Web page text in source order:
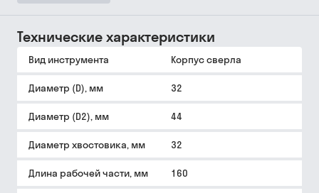
Технические характеристики
Вид инструмента Корпус сверла
Диаметр (D), мм 32
Диаметр (D2), мм 44
Диаметр хвостовика, мм 32
Длина рабочей части, мм 160